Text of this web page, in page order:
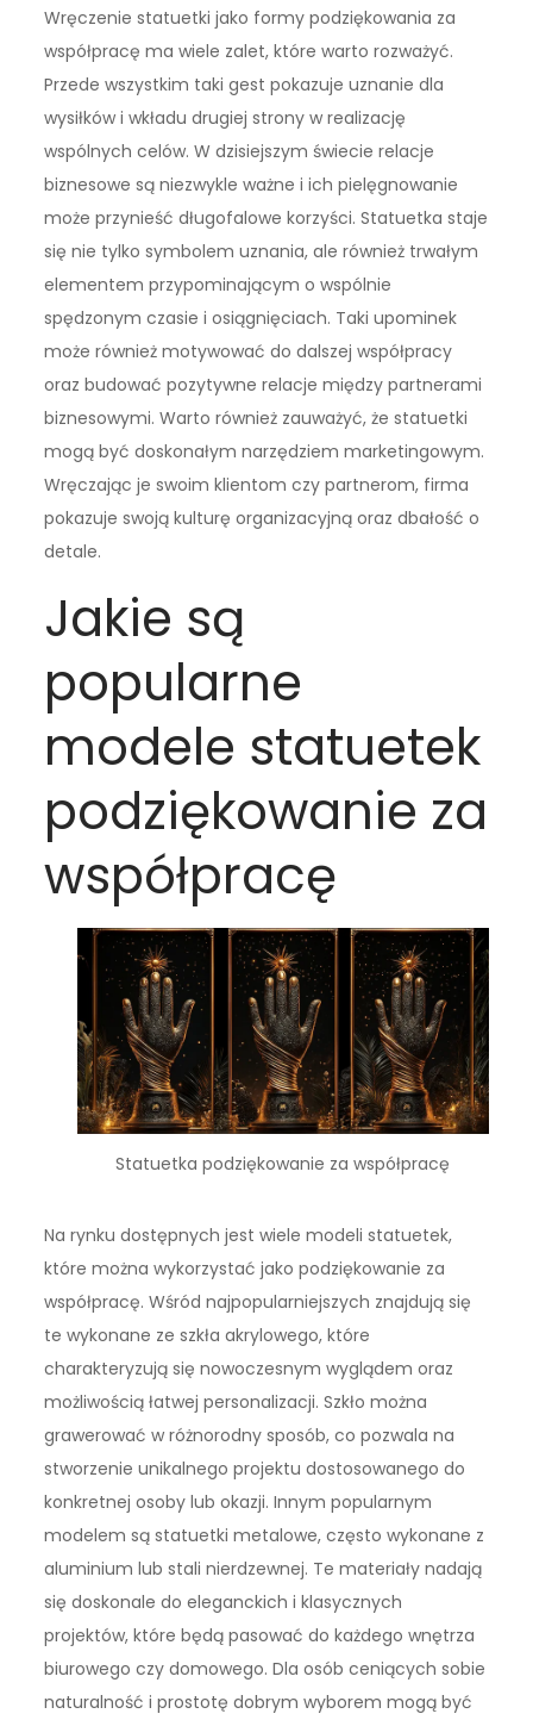
Wręczenie statuetki jako formy podziękowania za
współpracę ma wiele zalet, które warto rozważyć.
Przede wszystkim taki gest pokazuje uznanie dla
wysiłków i wkładu drugiej strony w realizację
wspólnych celów. W dzisiejszym świecie relacje
biznesowe są niezwykle ważne i ich pielęgnowanie
może przynieść długofalowe korzyści. Statuetka staje
się nie tylko symbolem uznania, ale również trwałym
elementem przypominającym o wspólnie
spędzonym czasie i osiągnięciach. Taki upominek
może również motywować do dalszej współpracy
oraz budować pozytywne relacje między partnerami
biznesowymi. Warto również zauważyć, że statuetki
mogą być doskonałym narzędziem marketingowym.
Wręczając je swoim klientom czy partnerom, firma
pokazuje swoją kulturę organizacyjną oraz dbałość o
detale.
Jakie są
popularne
modele statuetek
podziękowanie za
współpracę
Statuetka podziękowanie za współpracę
Na rynku dostępnych jest wiele modeli statuetek,
które można wykorzystać jako podziękowanie za
współpracę. Wśród najpopularniejszych znajdują się
te wykonane ze szkła akrylowego, które
charakteryzują się nowoczesnym wyglądem oraz
możliwością łatwej personalizacji. Szkło można
grawerować w różnorodny sposób, co pozwala na
stworzenie unikalnego projektu dostosowanego do
konkretnej osoby lub okazji. Innym popularnym
modelem są statuetki metalowe, często wykonane z
aluminium lub stali nierdzewnej. Te materiały nadają
się doskonale do eleganckich i klasycznych
projektów, które będą pasować do każdego wnętrza
biurowego czy domowego. Dla osób ceniących sobie
naturalność i prostotę dobrym wyborem mogą być